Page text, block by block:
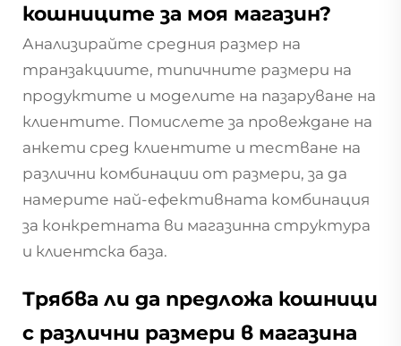
кошниците за моя магазин?
Анализирайте средния размер на
транзакциите, типичните размери на
продуктите и моделите на пазаруване на
клиентите. Помислете за провеждане на
анкети сред клиентите и тестване на
различни комбинации от размери, за да
намерите най-ефективната комбинация
за конкретната ви магазинна структура
и клиентска база.
Трябва ли да предложа кошници
с различни размери в магазина